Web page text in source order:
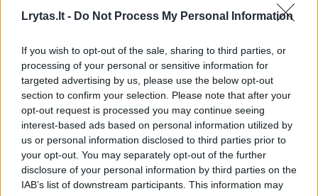
Lrytas.lt - Do Not Process My Personal Information
If you wish to opt-out of the sale, sharing to third parties, or
processing of your personal or sensitive information for
targeted advertising by us, please use the below opt-out
section to confirm your selection. Please note that after your
opt-out request is processed you may continue seeing
interest-based ads based on personal information utilized by
us or personal information disclosed to third parties prior to
your opt-out. You may separately opt-out of the further
disclosure of your personal information by third parties on the
IAB’s list of downstream participants. This information may
Visi įrašai
Žiūrimiausi įrašai
00:00:30
Vaizdai iš tragiškos avarijos Vilniaus r.: dviejų moterų ir
vaiko gyvybių išgelbėti nepavyko